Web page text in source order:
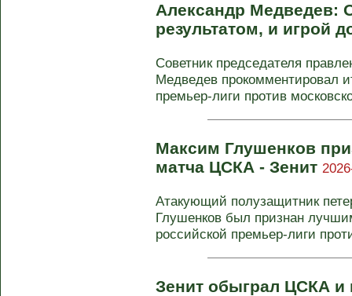
Александр Медведев:
результатом, и игрой
Советник председателя
Медведев прокомментировал
премьер-лиги против
Максим Глушенков
матча ЦСКА - Зенит
Атакующий полузащитник
Глушенков был признан
российской премьер-лиги
Зенит обыграл ЦСКА